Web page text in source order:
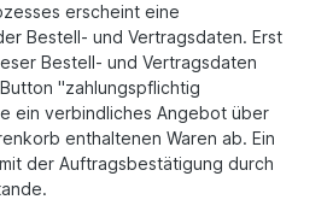
erscheint eine
Bestell- und Vertragsdaten. Erst
Bestell- und Vertragsdaten
"zahlungspflichtig
ein verbindliches Angebot über
enthaltenen Waren ab. Ein
der Auftragsbestätigung durch